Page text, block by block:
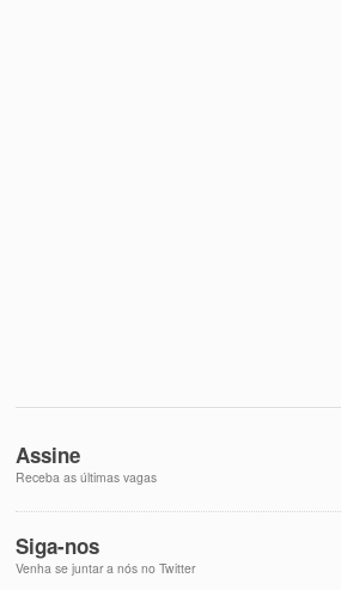
Assine
Receba as últimas vagas
Siga-nos
Venha se juntar a nós no Twitter